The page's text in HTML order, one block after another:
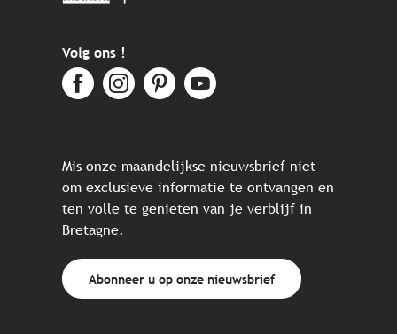
Volg ons !
Mis onze maandelijkse nieuwsbrief niet
om exclusieve informatie te ontvangen en
ten volle te genieten van je verblijf in
Bretagne.
Abonneer u op onze nieuwsbrief